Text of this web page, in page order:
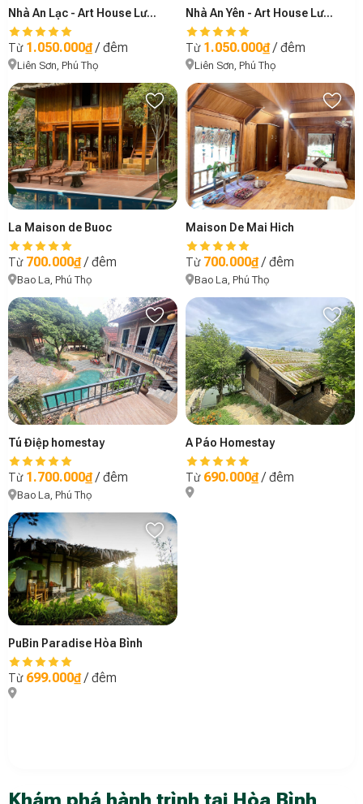
Nhà An Lạc - Art House Lương Sơn
Từ 1.050.000₫/ đêm
Liên Sơn, Phú Thọ
Nhà An Yên - Art House Lương Sơn
Từ 1.050.000₫/ đêm
Liên Sơn, Phú Thọ
La Maison de Buoc
Từ 700.000₫/ đêm
Bao La, Phú Thọ
Maison De Mai Hich
Từ 700.000₫/ đêm
Bao La, Phú Thọ
Tú Điệp homestay
Từ 1.700.000₫/ đêm
Bao La, Phú Thọ
A Páo Homestay
Từ 690.000₫/ đêm
PuBin Paradise Hòa Bình
Từ 699.000₫/ đêm